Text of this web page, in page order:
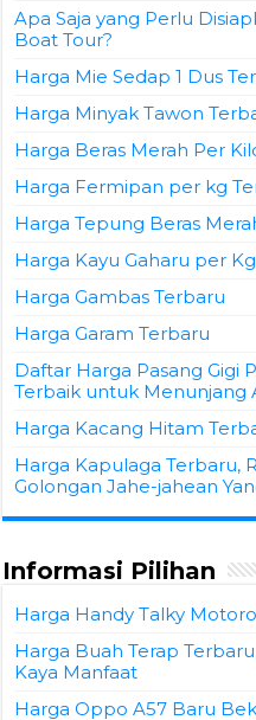
Apa Saja yang Perlu
Boat Tour?
Harga Mie Sedap 1 Dus
Harga Minyak Tawon
Harga Beras Merah Per
Harga Fermipan per kg
Harga Tepung Beras
Harga Kayu Gaharu per
Harga Gambas Terbaru
Harga Garam Terbaru
Daftar Harga Pasang Gigi
Terbaik untuk Menunjang
Harga Kacang Hitam
Harga Kapulaga Terbaru,
Golongan Jahe-jahean
Informasi Pilihan
Harga Handy Talky
Harga Buah Terap
Kaya Manfaat
Harga Oppo A57 Baru